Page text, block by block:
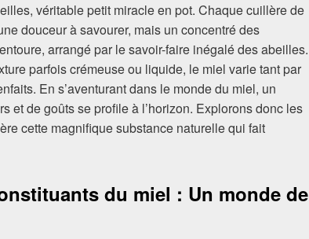
véritable petit miracle en pot. Chaque cuillère de
douceur à savourer, mais un concentré des
arrangé par le savoir-faire inégalé des abeilles.
parfois crémeuse ou liquide, le miel varie tant par
En s’aventurant dans le monde du miel, un
et de goûts se profile à l’horizon. Explorons donc les
cette magnifique substance naturelle qui fait
du miel : Un monde de